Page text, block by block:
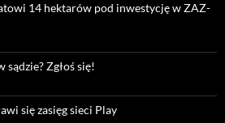
14 hektarów pod inwestycję w ZAZ-
sądzie? Zgłoś się!
się zasięg sieci Play